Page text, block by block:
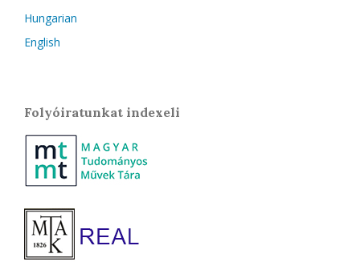
Hungarian
English
Folyóiratunkat indexeli